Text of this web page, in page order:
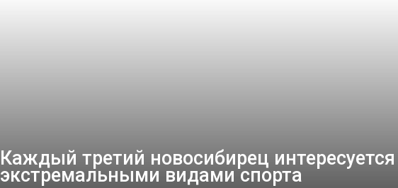
Каждый третий новосибирец интересуется
экстремальными видами спорта